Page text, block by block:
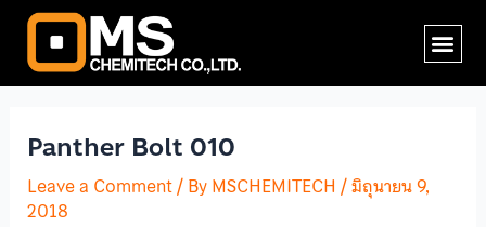
Skip
content
Panther Bolt 010
Leave a Comment/ ByMSCHEMITECH /มิถุนายน 9,
2018
Post
navigation